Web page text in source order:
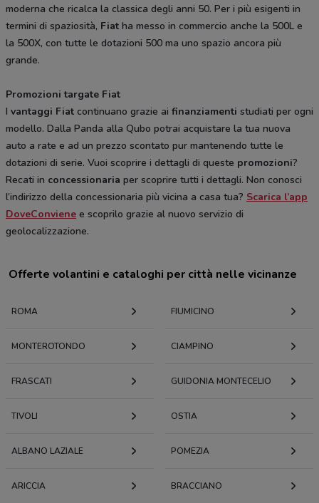
moderna che ricalca la classica degli anni 50. Per i più esigenti in
termini di spaziosità, Fiat ha messo in commercio anche la 500L e
la 500X, con tutte le dotazioni 500 ma uno spazio ancora più
grande.
Promozioni targate Fiat
I vantaggi Fiat continuano grazie ai finanziamenti studiati per ogni
modello. Dalla Panda alla Qubo potrai acquistare la tua nuova
auto a rate e ad un prezzo scontato pur mantenendo tutte le
dotazioni di serie. Vuoi scoprire i dettagli di queste promozioni?
Recati in concessionaria per scoprire tutti i dettagli. Non conosci
l’indirizzo della concessionaria più vicina a casa tua? Scarica l’app
DoveConviene e scoprilo grazie al nuovo servizio di
geolocalizzazione.
Offerte volantini e cataloghi per città nelle vicinanze
ROMA FIUMICINO
MONTEROTONDO CIAMPINO
FRASCATI GUIDONIA MONTECELIO
TIVOLI OSTIA
ALBANO LAZIALE POMEZIA
ARICCIA BRACCIANO